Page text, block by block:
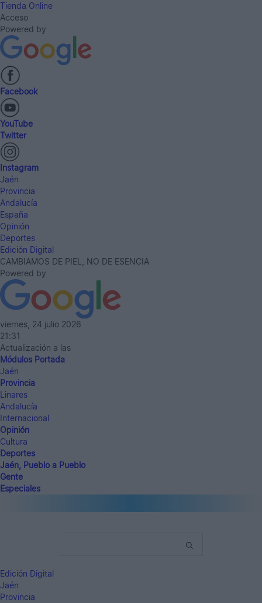
Tienda Online
Acceso
Powered by
Facebook
YouTube
Twitter
Instagram
Jaén
Provincia
Andalucía
España
Opinión
Deportes
Edición Digital
CAMBIAMOS DE PIEL, NO DE ESENCIA
Powered by
viernes, 24 julio 2026
21:31
Actualización a las
Módulos Portada
Jaén
Provincia
Linares
Andalucía
Internacional
Opinión
Cultura
Deportes
Jaén, Pueblo a Pueblo
Gente
Especiales
Edición Digital
Jaén
Provincia